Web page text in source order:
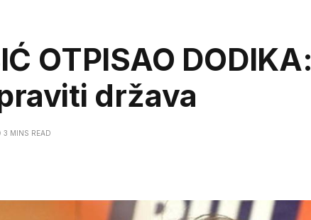
OTPISAO
država
3 MINS READ